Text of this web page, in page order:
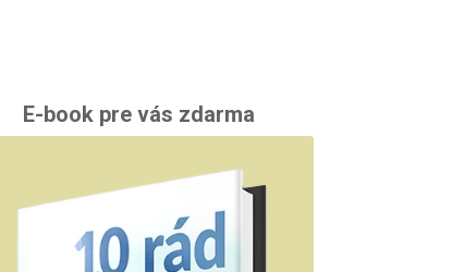
E-book pre vás zdarma